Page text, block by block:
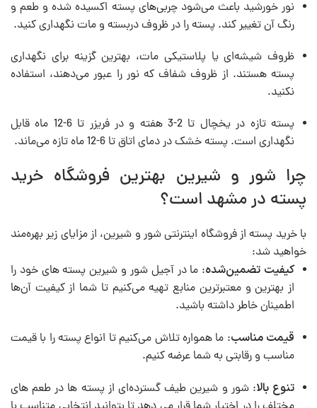
نور خورشید باعث می‌شود چربی‌های پسته اکسیده شده و طعم و
رنگ آن تغییر کند. پسته را در ظروف دربسته و مات نگهداری کنید.
ظروف شیشه‌ای یا پلاستیکی مات، بهترین گزینه برای نگهداری
پسته هستند. از ظروف شفاف که نور را عبور می‌دهند، استفاده
نکنید.
پسته تازه در یخچال تا 2-3 هفته و در فریزر تا 6-12 ماه قابل
نگهداری است. پسته خشک در دمای اتاق تا 6-12 ماه تازه می‌ماند.
چرا شور و شیرین بهترین فروشگاه خرید
پسته در مشهد است؟
با خرید پسته از فروشگاه اینترنتی شور و شیرین، از مزایای زیر بهره‌مند
خواهید شد:
کیفیت تضمین‌شده: ما در آجیل شور و شیرین پسته های خود را
از بهترین و معتبرترین منابع تهیه می‌کنیم تا شما از کیفیت آن‌ها
اطمینان خاطر داشته باشید.
قیمت مناسب: ما همواره تلاش می‌کنیم تا انواع پسته را با قیمت
مناسب و رقابتی به شما عرضه کنیم.
تنوع بالا: شور و شیرین طیف گسترده‌ای از پسته ها در طعم های